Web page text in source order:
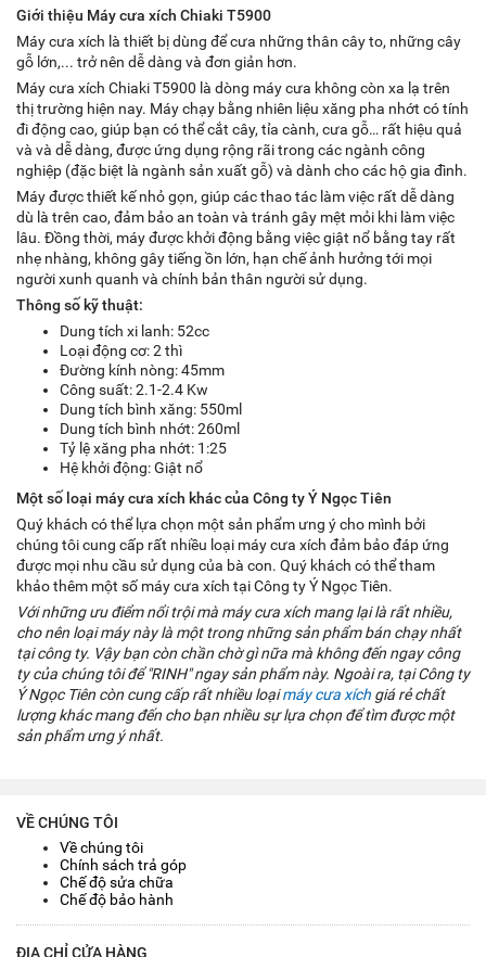
Giới thiệu Máy cưa xích Chiaki T5900
Máy cưa xích là thiết bị dùng để cưa những thân cây to, những cây
gỗ lớn,... trở nên dễ dàng và đơn giản hơn.
Máy cưa xích Chiaki T5900 là dòng máy cưa không còn xa lạ trên
thị trường hiện nay. Máy chạy bằng nhiên liệu xăng pha nhớt có tính
đi động cao, giúp bạn có thể cắt cây, tỉa cành, cưa gỗ… rất hiệu quả
và và dễ dàng, được ứng dụng rộng rãi trong các ngành công
nghiệp (đặc biệt là ngành sản xuất gỗ) và dành cho các hộ gia đình.
Máy được thiết kế nhỏ gọn, giúp các thao tác làm việc rất dễ dàng
dù là trên cao, đảm bảo an toàn và tránh gây mệt mỏi khi làm việc
lâu. Đồng thời, máy được khởi động bằng việc giật nổ bằng tay rất
nhẹ nhàng, không gây tiếng ồn lớn, hạn chế ảnh hưởng tới mọi
người xunh quanh và chính bản thân người sử dụng.
Thông số kỹ thuật:
Dung tích xi lanh: 52cc
Loại động cơ: 2 thì
Đường kính nòng: 45mm
Công suất: 2.1-2.4 Kw
Dung tích bình xăng: 550ml
Dung tích bình nhớt: 260ml
Tỷ lệ xăng pha nhớt: 1:25
Hệ khởi động: Giật nổ
Một số loại máy cưa xích khác của Công ty Ý Ngọc Tiên
Quý khách có thể lựa chọn một sản phẩm ưng ý cho mình bởi
chúng tôi cung cấp rất nhiều loại máy cưa xích đảm bảo đáp ứng
được mọi nhu cầu sử dụng của bà con. Quý khách có thể tham
khảo thêm một số máy cưa xích tại Công ty Ý Ngọc Tiên.
Với những ưu điểm nổi trội mà máy cưa xích mang lại là rất nhiều,
cho nên loại máy này là một trong những sản phẩm bán chạy nhất
tại công ty. Vậy bạn còn chần chờ gì nữa mà không đến ngay công
ty của chúng tôi để "RINH" ngay sản phẩm này. Ngoài ra, tại Công ty
Ý Ngọc Tiên còn cung cấp rất nhiều loạimáy cưa xích giá rẻ chất
lượng khác mang đến cho bạn nhiều sự lựa chọn để tìm được một
sản phẩm ưng ý nhất.
VỀ CHÚNG TÔI
Về chúng tôi
Chính sách trả góp
Chế độ sửa chữa
Chế độ bảo hành
ĐỊA CHỈ CỬA HÀNG